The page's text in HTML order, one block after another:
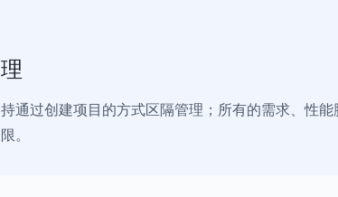
通过创建项目的方式区隔管理；所有的需求、性
。